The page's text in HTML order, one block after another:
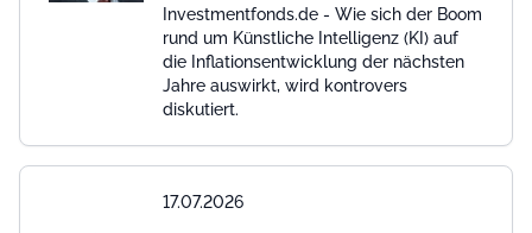
Investmentfonds.de - Wie sich der Boom
rund um Künstliche Intelligenz (KI) auf
die Inflationsentwicklung der nächsten
Jahre auswirkt, wird kontrovers
diskutiert.
17.07.2026